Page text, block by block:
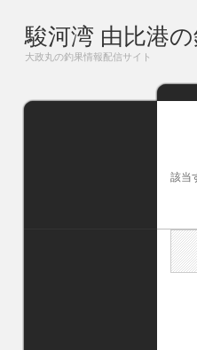
駿河湾 由比港
大政丸の釣果情報配信サイト
該当